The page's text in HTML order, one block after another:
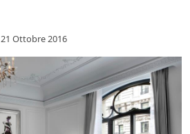
21 Ottobre 2016